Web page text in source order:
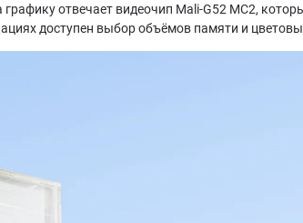
отвечает видеочип Mali-G52 MC2,
доступен выбор объёмов памяти и